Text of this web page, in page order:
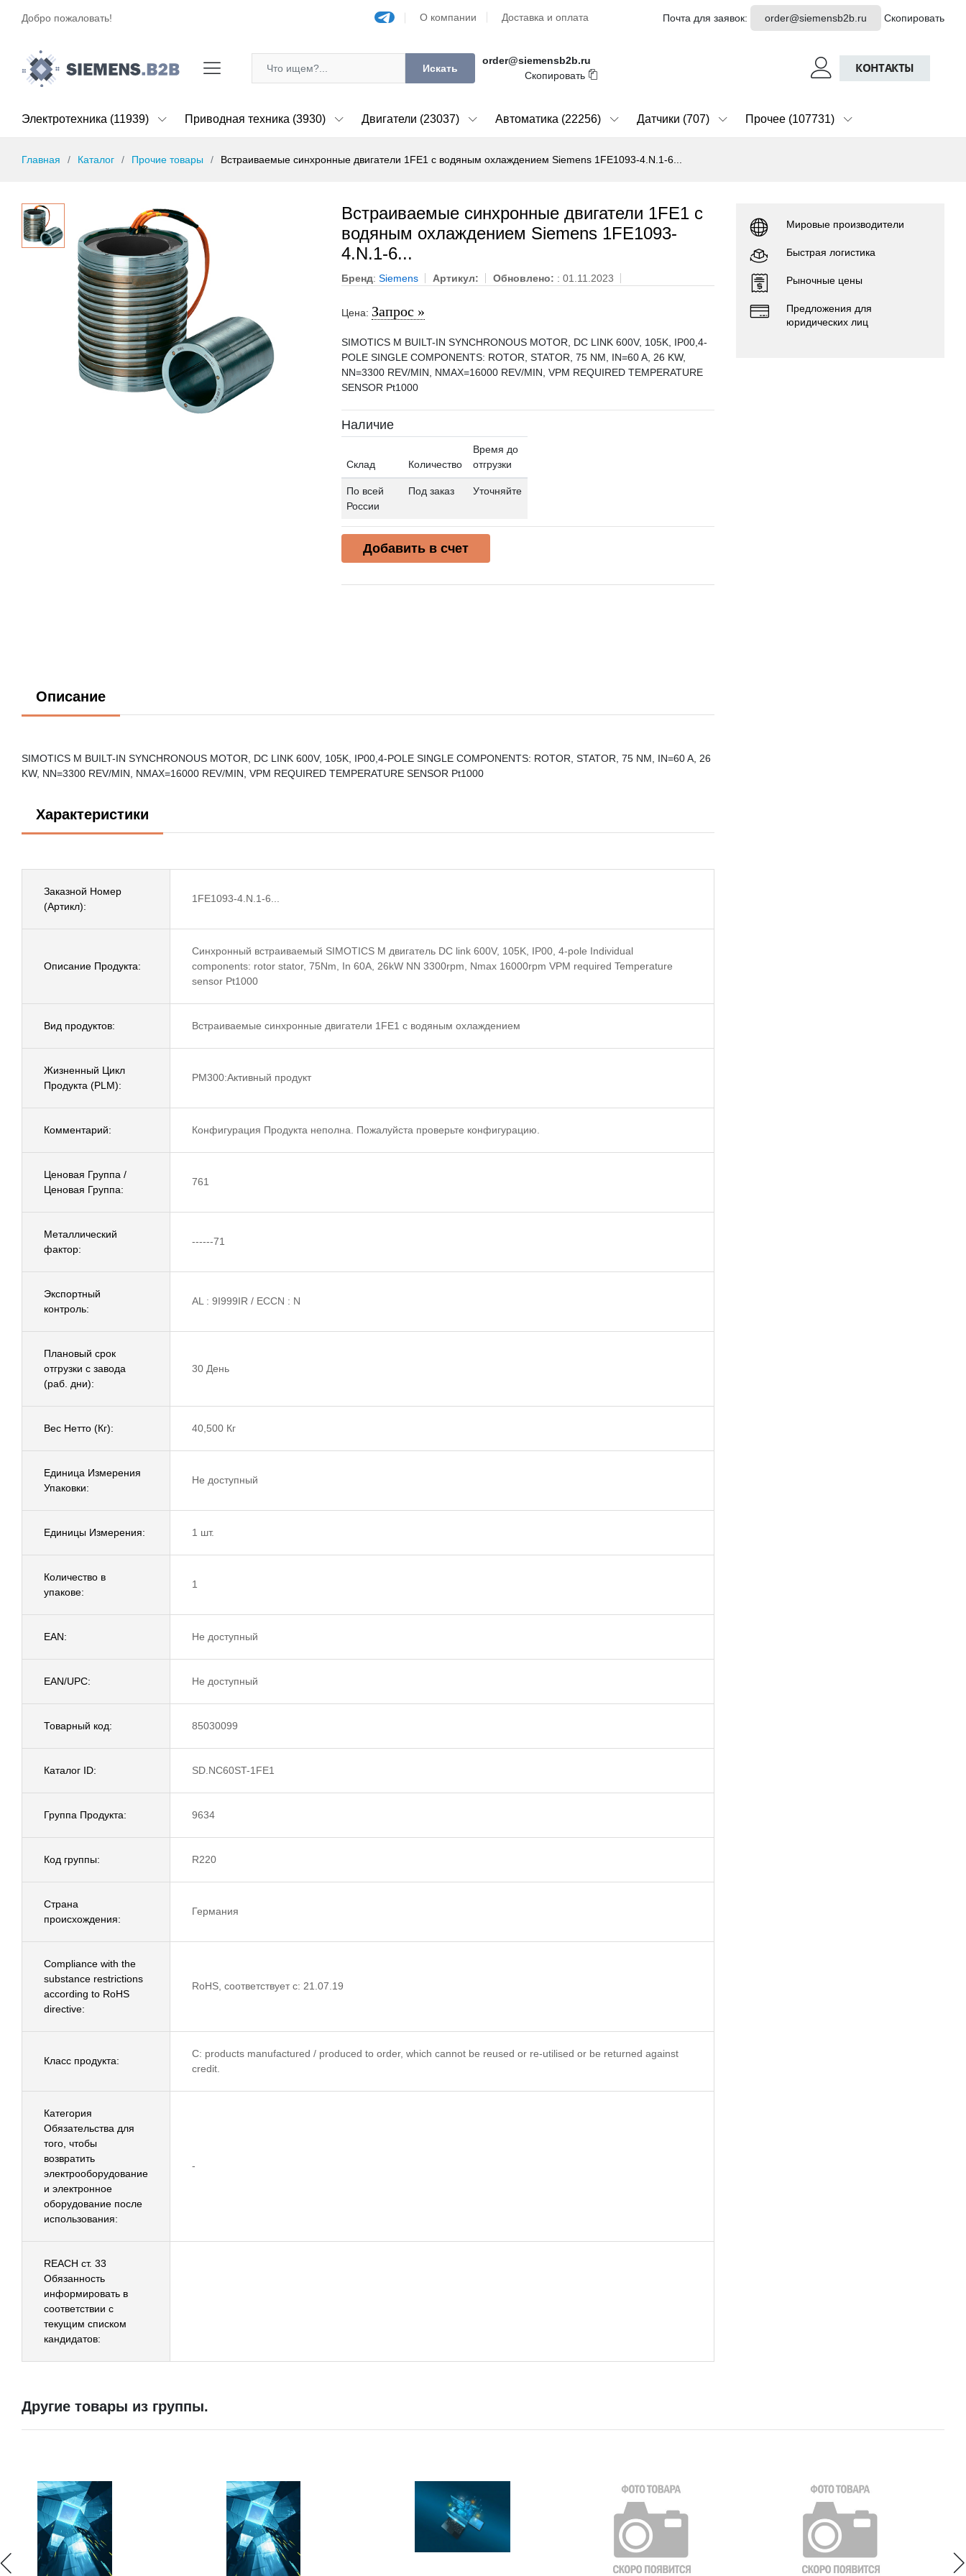
Добро пожаловать! О компании Доставка и оплата Почта для заявок: order@siemensb2b.ru Скопировать
Искать
order@siemensb2b.ru
Скопировать
КОНТАКТЫ
Электротехника (11939) Приводная техника (3930) Двигатели (23037) Автоматика (22256) Датчики (707) Прочее (107731)
Главная Каталог Прочие товары Встраиваемые синхронные двигатели 1FE1 с водяным охлаждением Siemens 1FE1093-4.N.1-6...
Встраиваемые синхронные двигатели 1FE1 с
водяным охлаждением Siemens 1FE1093-
4.N.1-6...
Бренд: Siemens Артикул: Обновлено: : 01.11.2023
Цена: Запрос »
SIMOTICS M BUILT-IN SYNCHRONOUS MOTOR, DC LINK 600V, 105K, IP00,4-
POLE SINGLE COMPONENTS: ROTOR, STATOR, 75 NM, IN=60 A, 26 KW,
NN=3300 REV/MIN, NMAX=16000 REV/MIN, VPM REQUIRED TEMPERATURE
SENSOR Pt1000
Наличие
Склад Количество
Время до
отгрузки
По всей
России
Под заказ Уточняйте
Добавить в счет
Описание
SIMOTICS M BUILT-IN SYNCHRONOUS MOTOR, DC LINK 600V, 105K, IP00,4-POLE SINGLE COMPONENTS: ROTOR, STATOR, 75 NM, IN=60 A, 26
KW, NN=3300 REV/MIN, NMAX=16000 REV/MIN, VPM REQUIRED TEMPERATURE SENSOR Pt1000
Характеристики
Заказной Номер
(Артикл):
1FE1093-4.N.1-6...
Описание Продукта:
Синхронный встраиваемый SIMOTICS M двигатель DC link 600V, 105K, IP00, 4-pole Individual
components: rotor stator, 75Nm, In 60A, 26kW NN 3300rpm, Nmax 16000rpm VPM required Temperature
sensor Pt1000
Вид продуктов: Встраиваемые синхронные двигатели 1FE1 с водяным охлаждением
Жизненный Цикл
Продукта (PLM):
PM300:Активный продукт
Комментарий: Конфигурация Продукта неполна. Пожалуйста проверьте конфигурацию.
Ценовая Группа /
Ценовая Группа:
761
Металлический
фактор:
------71
Экспортный
контроль:
AL : 9I999IR / ECCN : N
Плановый срок
отгрузки с завода
(раб. дни):
30 День
Вес Нетто (Кг): 40,500 Кг
Единица Измерения
Упаковки:
Не доступный
Единицы Измерения: 1 шт.
Количество в
упакове:
1
EAN: Не доступный
EAN/UPC: Не доступный
Товарный код: 85030099
Каталог ID: SD.NC60ST-1FE1
Группа Продукта: 9634
Код группы: R220
Страна
происхождения:
Германия
Compliance with the
substance restrictions
according to RoHS
directive:
RoHS, соответствует с: 21.07.19
Класс продукта:
C: products manufactured / produced to order, which cannot be reused or re-utilised or be returned against
credit.
Категория
Обязательства для
того, чтобы
возвратить
электрооборудование
и электронное
оборудование после
использования:
-
REACH ст. 33
Обязанность
информировать в
соответствии с
текущим списком
кандидатов:
Мировые производители
Быстрая логистика
Рыночные цены
Предложения для
юридических лиц
Другие товары из группы.